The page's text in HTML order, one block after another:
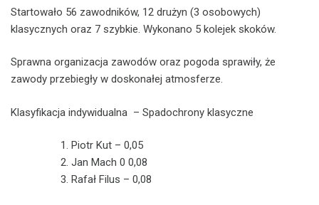
Startowało 56 zawodników, 12 drużyn (3 osobowych)
klasycznych oraz 7 szybkie. Wykonano 5 kolejek skoków.
Sprawna organizacja zawodów oraz pogoda sprawiły, że
zawody przebiegły w doskonałej atmosferze.
Klasyfikacja indywidualna – Spadochrony klasyczne
Piotr Kut – 0,05
Jan Mach 0 0,08
Rafał Filus – 0,08